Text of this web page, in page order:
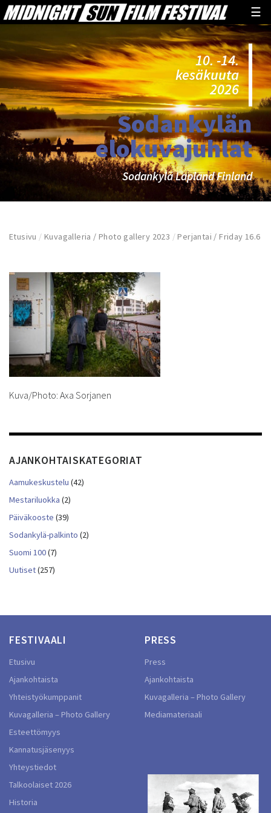
☰
10. -14.
kesäkuuta
2026
Sodankylän
elokuvajuhlat
Sodankylä Lapland Finland
Etusivu /Kuvagalleria / Photo gallery 2023 /Perjantai / Friday 16.6
Kuva/Photo: Axa Sorjanen
AJANKOHTAISKATEGORIAT
Aamukeskustelu (42)
Mestariluokka (2)
Päiväkooste (39)
Sodankylä-palkinto (2)
Suomi 100(7)
Uutiset(257)
FESTIVAALI
Etusivu
Ajankohtaista
Yhteistyökumppanit
Kuvagalleria – Photo Gallery
Esteettömyys
Kannatusjäsenyys
Yhteystiedot
Talkoolaiset 2026
Historia
PRESS
Press
Ajankohtaista
Kuvagalleria – Photo Gallery
Mediamateriaali